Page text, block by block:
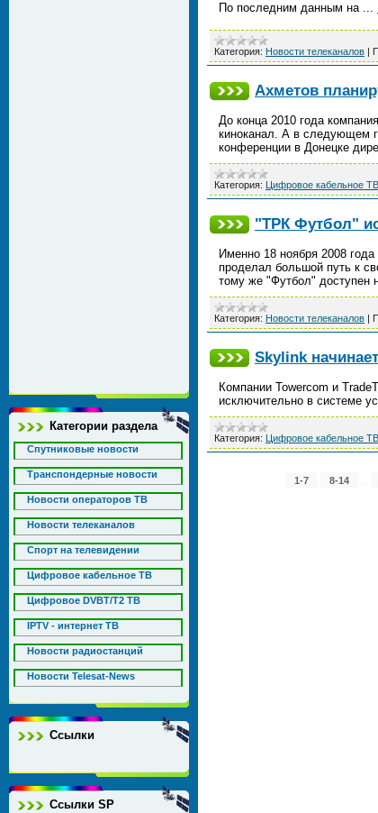
Категории раздела
Спутниковые новости
Транспондерные новости
Новости операторов ТВ
Новости телеканалов
Спорт на телевидении
Цифровое кабельное ТВ
Цифровое DVBT/T2 ТВ
IPTV - интернет ТВ
Новости радиостанций
Новости Telesat-News
Ссылки
Ссылки SP
По последним данным на ...
Категория: Новости телеканалов |
Ахметов
До конца 2010 года
киноканал. А в следующем
конференции в Донецке
Категория: Цифровое кабельное ТВ
"ТРК Футбол"
Именно 18 ноября 2008
проделал большой путь к
тому же "Футбол" доступен
Категория: Новости телеканалов |
Skylink
Компании Towercom и
исключительно в системе
Категория: Цифровое кабельное ТВ
1-7 8-14